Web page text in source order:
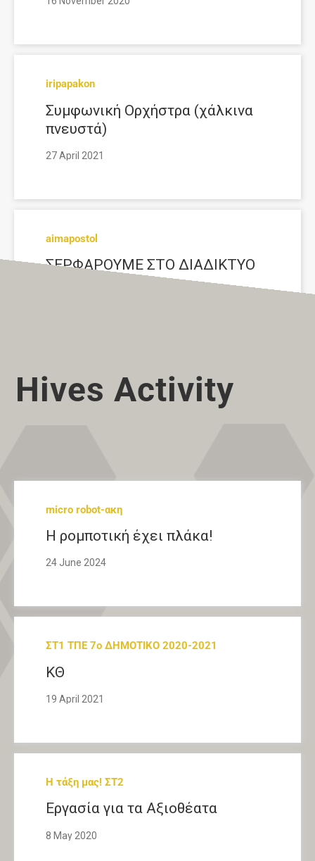
iripapakon
Συμφωνική Ορχήστρα (χάλκινα
πνευστά)
27 April 2021
aimapostol
ΣΕΡΦΑΡΟΥΜΕ ΣΤΟ ΔΙΑΔΙΚΤΥΟ
Hives Activity
micro robot-ακη
Η ρομποτική έχει πλάκα!
24 June 2024
ΣΤ1 ΤΠΕ 7ο ΔΗΜΟΤΙΚΟ 2020-2021
ΚΘ
19 April 2021
Η τάξη μας! ΣΤ2
Εργασία για τα Αξιοθέατα
8 May 2020